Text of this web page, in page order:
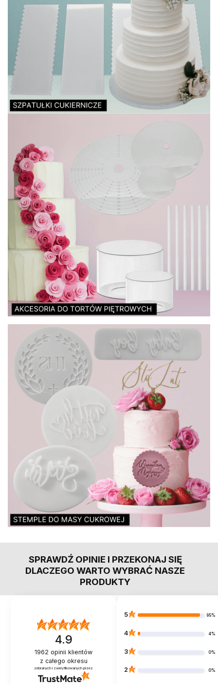
SPRAWDŹ OPINIE I PRZEKONAJ SIĘ
DLACZEGO WARTO WYBRAĆ NASZE
PRODUKTY
4.9
1962 opinii klientów
z całego okresu
zebranych i zweryfikowanych przez
5 95%
4 4%
3 0%
2 0%